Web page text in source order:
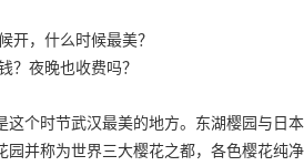
开，什么时候最美？
？夜晚也收费吗？
个时节武汉最美的地方。东湖樱园与日本
园并称为世界三大樱花之都，各色樱花纯净